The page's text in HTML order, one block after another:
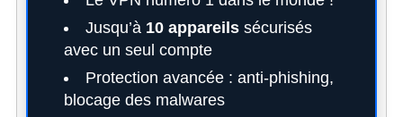
Jusqu’à 10 appareilssécurisés
avec un seul compte
Protection avancée : anti-phishing,
blocage des malwares